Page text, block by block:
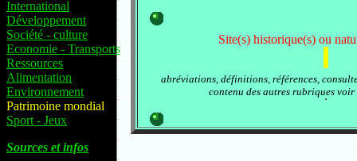
International
Développement
Société - culture
Economie - Transports
Ressources
Alimentation
Environnement
Patrimoine mondial
Sport - Jeux
Sources et infos
Site(s) historique(s) ou
abréviations, définitions, références,
contenu des autres rubriques voir